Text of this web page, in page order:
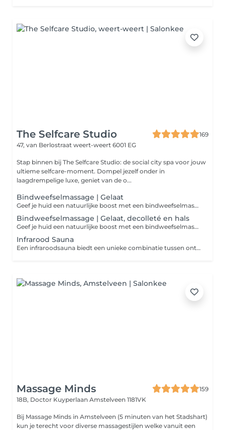
The Selfcare Studio
169
47, van Berlostraat weert-weert 6001 EG
Stap binnen bij The Selfcare Studio: de social city spa voor jouw
ultieme selfcare-moment. Dompel jezelf onder in
laagdrempelige luxe, geniet van de o...
Bindweefselmassage | Gelaat
Geef je huid een natuurlijke boost met een bindweefselmassage! Deze intensieve massage stimuleert de doorbloeding, bevordert de aanmaak van collageen en zorgt voor een stevigere, gladdere huid. Ideaal voor het verminderen van fijne lijntjes, het verbeteren van de huidstructuur en het creëren van een frisse, gezonde glow.
Bindweefselmassage | Gelaat, decolleté en hals
Geef je huid een natuurlijke boost met een bindweefselmassage! Deze intensieve massage stimuleert de doorbloeding, bevordert de aanmaak van collageen en zorgt voor een stevigere, gladdere huid. Ideaal voor het verminderen van fijne lijntjes, het verbeteren van de huidstructuur en het creëren van een frisse, gezonde glow. Bij deze behandelingen nemen we het gelaat, decolleté en de hals mee.
Infrarood Sauna
Een infraroodsauna biedt een unieke combinatie tussen ontspanning en gezondheidsvoordelen. Door het infrarood licht in een infrarood sauna wordt de lichaamstemperatuur van binnenuit verhoogd. Hierdoor ga je zweten en gaat je lichaam zichzelf reinigen en zuiveren. Niet alleen vanuit je poriën, maar helemaal vanuit je cellen. De diepe warmte heeft een helende werking op lichaam en geest.
Massage Minds
159
18B, Doctor Kuyperlaan Amstelveen 1181VK
Bij Massage Minds in Amstelveen (5 minuten van het Stadshart)
kun je terecht voor diverse massagestijlen welke vanuit een